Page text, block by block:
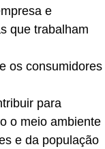
e
que trabalham
os consumidores
para
o meio ambiente
e da população